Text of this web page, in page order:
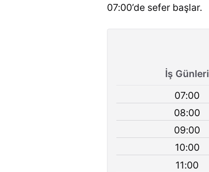
07:00’de sefer başlar.
İş Günleri
07:00
08:00
09:00
10:00
11:00